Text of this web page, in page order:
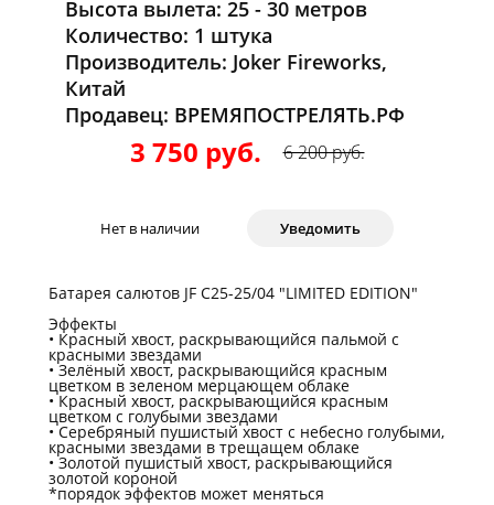
3 750 руб. 6 200 руб.
Нет в наличии Уведомить
Высота вылета: 25 - 30 метров
Количество: 1 штука
Производитель: Joker Fireworks,
Китай
Продавец: ВРЕМЯПОСТРЕЛЯТЬ.РФ
Батарея салютов JF C25-25/04 "LIMITED EDITION"
Эффекты
Красный хвост, раскрывающийся пальмой с
красными звездами
Зелёный хвост, раскрывающийся красным
цветком в зеленом мерцающем облаке
Красный хвост, раскрывающийся красным
цветком с голубыми звездами
Серебряный пушистый хвост с небесно голубыми,
красными звездами в трещащем облаке
Золотой пушистый хвост, раскрывающийся
золотой короной
*порядок эффектов может меняться